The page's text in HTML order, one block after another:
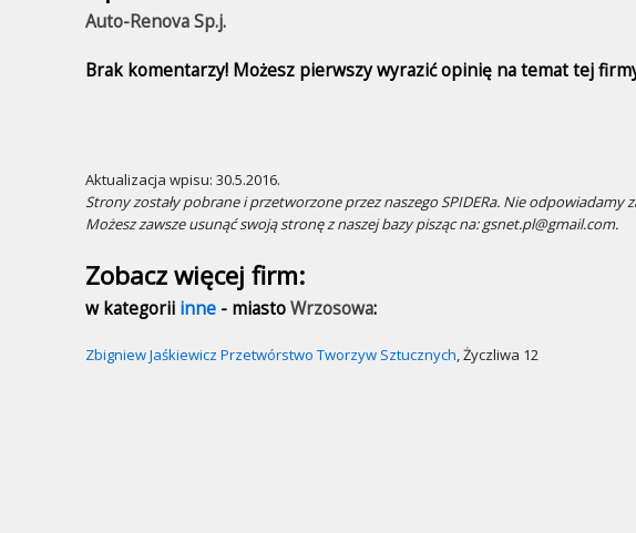
Auto-Renova Sp.j.
Brak komentarzy! Możesz pierwszy wyrazić opinię na temat tej
Aktualizacja wpisu: 30.5.2016.
Strony zostały pobrane i przetworzone przez naszego SPIDERa. Nie odpowiadamy
Możesz zawsze usunąć swoją stronę z naszej bazy pisząc na: gsnet.pl@gmail.com.
Zobacz więcej firm:
w kategorii inne - miastoWrzosowa:
Zbigniew Jaśkiewicz Przetwórstwo Tworzyw Sztucznych, Życzliwa 12